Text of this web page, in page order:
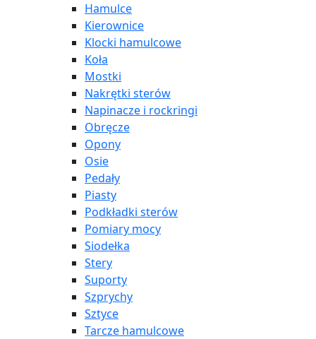
Hamulce
Kierownice
Klocki hamulcowe
Koła
Mostki
Nakrętki sterów
Napinacze i rockringi
Obręcze
Opony
Osie
Pedały
Piasty
Podkładki sterów
Pomiary mocy
Siodełka
Stery
Suporty
Szprychy
Sztyce
Tarcze hamulcowe